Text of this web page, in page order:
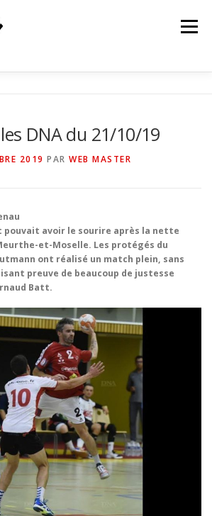
Menu
DNA du 21/10/19
2019 PAR WEB MASTER
pouvait avoir le sourire après la nette
et-Moselle. Les protégés du
ont réalisé un match plein, sans
preuve de beaucoup de justesse
Batt.